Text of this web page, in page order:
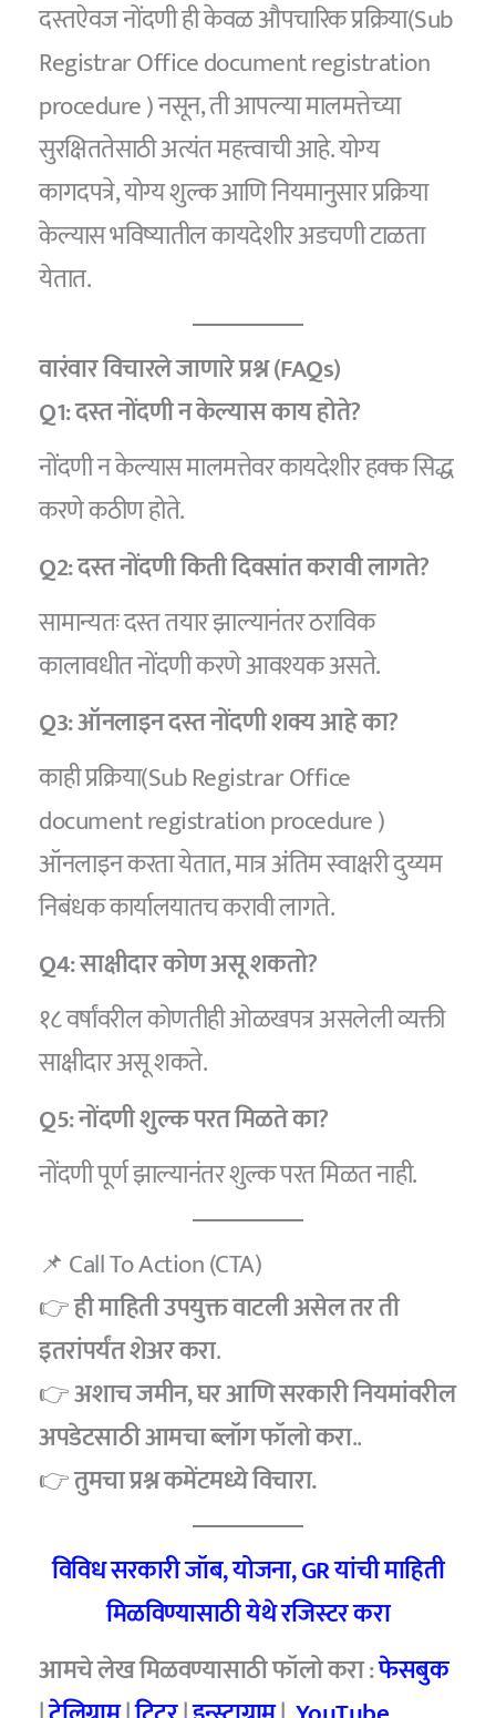
दस्तऐवज नोंदणी ही केवळ औपचारिक प्रक्रिया(Sub
Registrar Office document registration
procedure ) नसून, ती आपल्या मालमत्तेच्या
सुरक्षिततेसाठी अत्यंत महत्त्वाची आहे. योग्य
कागदपत्रे, योग्य शुल्क आणि नियमानुसार प्रक्रिया
केल्यास भविष्यातील कायदेशीर अडचणी टाळता
येतात.
वारंवार विचारले जाणारे प्रश्न (FAQs)
Q1: दस्त नोंदणी न केल्यास काय होते?
नोंदणी न केल्यास मालमत्तेवर कायदेशीर हक्क सिद्ध
करणे कठीण होते.
Q2: दस्त नोंदणी किती दिवसांत करावी लागते?
सामान्यतः दस्त तयार झाल्यानंतर ठराविक
कालावधीत नोंदणी करणे आवश्यक असते.
Q3: ऑनलाइन दस्त नोंदणी शक्य आहे का?
काही प्रक्रिया(Sub Registrar Office
document registration procedure )
ऑनलाइन करता येतात, मात्र अंतिम स्वाक्षरी दुय्यम
निबंधक कार्यालयातच करावी लागते.
Q4: साक्षीदार कोण असू शकतो?
१८ वर्षांवरील कोणतीही ओळखपत्र असलेली व्यक्ती
साक्षीदार असू शकते.
Q5: नोंदणी शुल्क परत मिळते का?
नोंदणी पूर्ण झाल्यानंतर शुल्क परत मिळत नाही.
📌 Call To Action (CTA)
👉ही माहिती उपयुक्त वाटली असेल तर ती
इतरांपर्यंत शेअर करा.
👉अशाच जमीन, घर आणि सरकारी नियमांवरील
अपडेटसाठी आमचा ब्लॉग फॉलो करा..
👉तुमचा प्रश्न कमेंटमध्ये विचारा.
विविध सरकारी जॉब, योजना, GR यांची माहिती
मिळविण्यासाठी येथे रजिस्टर करा
आमचे लेख मिळवण्यासाठी फॉलो करा :फेसबुक